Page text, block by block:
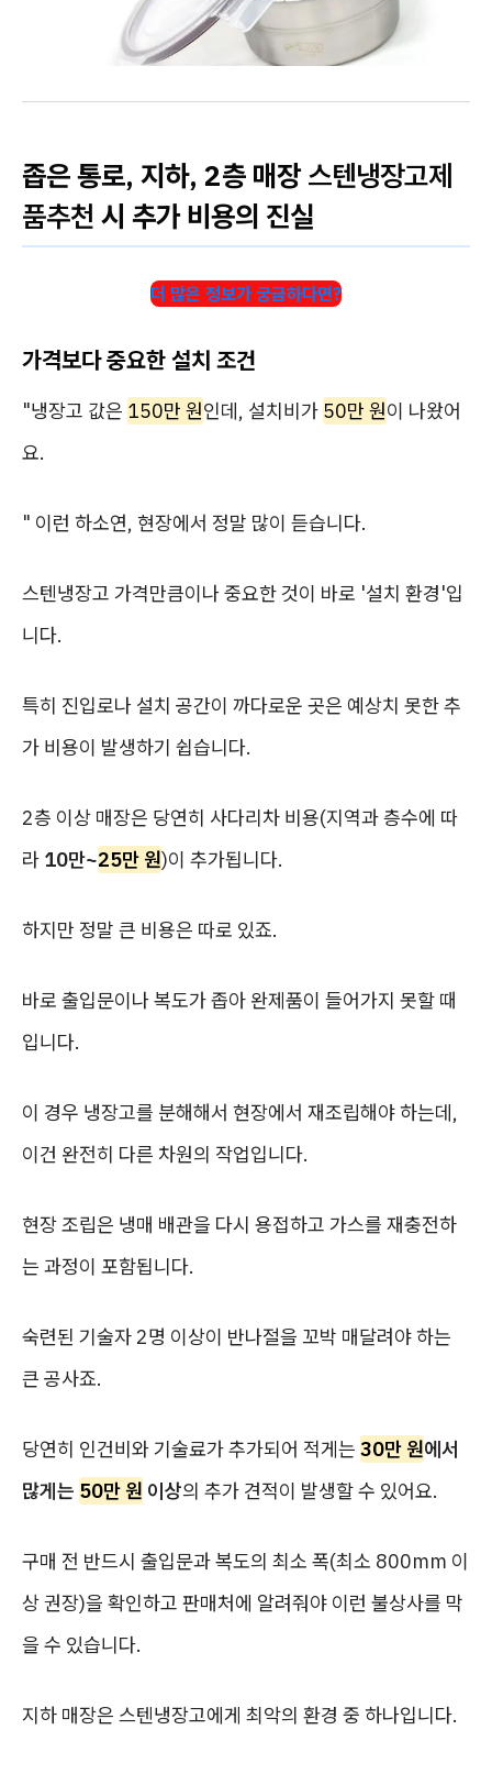
좁은 통로, 지하, 2층 매장스텐냉장고제
품추천 시 추가 비용의 진실
더 많은 정보가 궁금하다면?
가격보다 중요한 설치 조건
"냉장고 값은 150만 원인데, 설치비가 50만 원이 나왔어
요.
" 이런 하소연, 현장에서 정말 많이 듣습니다.
스텐냉장고 가격만큼이나 중요한 것이 바로 '설치 환경'입
니다.
특히 진입로나 설치 공간이 까다로운 곳은 예상치 못한 추
가 비용이 발생하기 쉽습니다.
2층 이상 매장은 당연히 사다리차 비용(지역과 층수에 따
라 10만~25만 원)이 추가됩니다.
하지만 정말 큰 비용은 따로 있죠.
바로 출입문이나 복도가 좁아 완제품이 들어가지 못할 때
입니다.
이 경우 냉장고를 분해해서 현장에서 재조립해야 하는데,
이건 완전히 다른 차원의 작업입니다.
현장 조립은 냉매 배관을 다시 용접하고 가스를 재충전하
는 과정이 포함됩니다.
숙련된 기술자 2명 이상이 반나절을 꼬박 매달려야 하는
큰 공사죠.
당연히 인건비와 기술료가 추가되어 적게는 30만 원에서
많게는 50만 원 이상의 추가 견적이 발생할 수 있어요.
구매 전 반드시 출입문과 복도의 최소 폭(최소 800mm 이
상 권장)을 확인하고 판매처에 알려줘야 이런 불상사를 막
을 수 있습니다.
지하 매장은 스텐냉장고에게 최악의 환경 중 하나입니다.